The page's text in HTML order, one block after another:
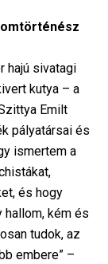
hajú sivatagi
kutya – a
Emilt
pályatársai és
ismertem a
és hogy
hallom, kém és
tudok, az
embere” –